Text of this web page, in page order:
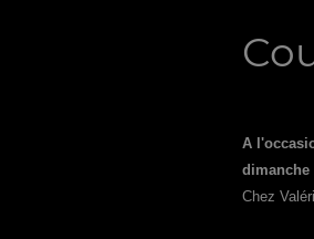
A
dimanche
Chez